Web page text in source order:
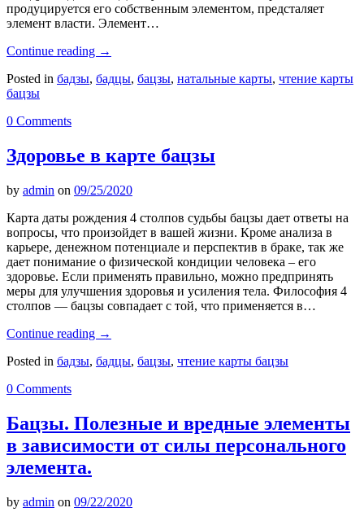
продуцируется его собственным элементом, предсталяет
элемент власти. Элемент…
Continue reading →
Posted in бадзы, бадцы, бацзы, натальные карты, чтение карты
бацзы
0 Comments
Здоровье в карте бацзы
by admin on 09/25/2020
Карта даты рождения 4 столпов судьбы бацзы дает ответы на
вопросы, что произойдет в вашей жизни. Кроме анализа в
карьере, денежном потенциале и перспектив в браке, так же
дает понимание о физической кондиции человека – его
здоровье. Если применять правильно, можно предпринять
меры для улучшения здоровья и усиления тела. Философия 4
столпов — бацзы совпадает с той, что применяется в…
Continue reading →
Posted in бадзы, бадцы, бацзы, чтение карты бацзы
0 Comments
Бацзы. Полезные и вредные элементы
в зависимости от силы персонального
элемента.
by admin on 09/22/2020